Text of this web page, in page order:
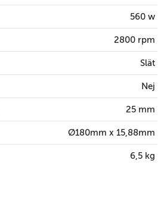
560 w
2800 rpm
Slät
Nej
25 mm
Ø180mm x 15,88mm
6,5 kg